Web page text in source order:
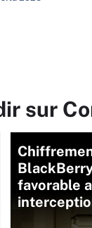
sur
favorable